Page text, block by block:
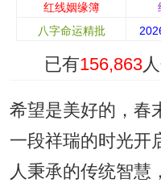
红线姻缘簿
八字命运精批
已有156,863
希望是美好的，春
一段祥瑞的时光开
人秉承的传统智慧